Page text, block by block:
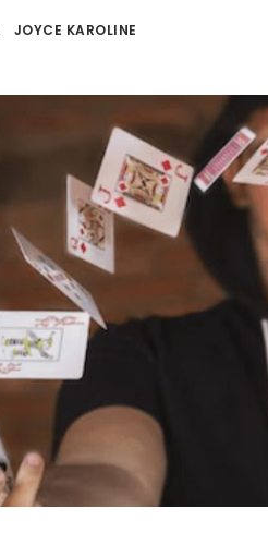
JOYCE KAROLINE